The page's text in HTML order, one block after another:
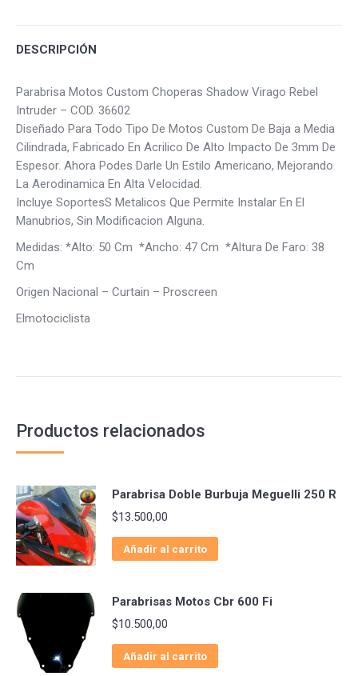
DESCRIPCIÓN
Parabrisa Motos Custom Choperas Shadow Virago Rebel
Intruder – COD. 36602
Diseñado Para Todo Tipo De Motos Custom De Baja a Media
Cilindrada, Fabricado En Acrilico De Alto Impacto De 3mm De
Espesor. Ahora Podes Darle Un Estilo Americano, Mejorando
La Aerodinamica En Alta Velocidad.
Incluye SoportesS Metalicos Que Permite Instalar En El
Manubrios, Sin Modificacion Alguna.
Medidas: *Alto: 50 Cm *Ancho: 47 Cm *Altura De Faro: 38
Cm
Origen Nacional – Curtain – Proscreen
Elmotociclista
Productos relacionados
Parabrisa Doble Burbuja Meguelli 250 R
$13.500,00
Añadir al carrito
Parabrisas Motos Cbr 600 Fi
$10.500,00
Añadir al carrito